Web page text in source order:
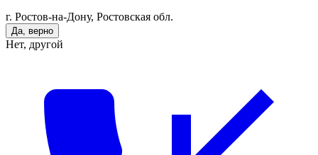
г. Ростов-на-Дону, Ростовская обл.
Да, верно
Нет, другой